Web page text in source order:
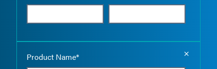
Product Name*